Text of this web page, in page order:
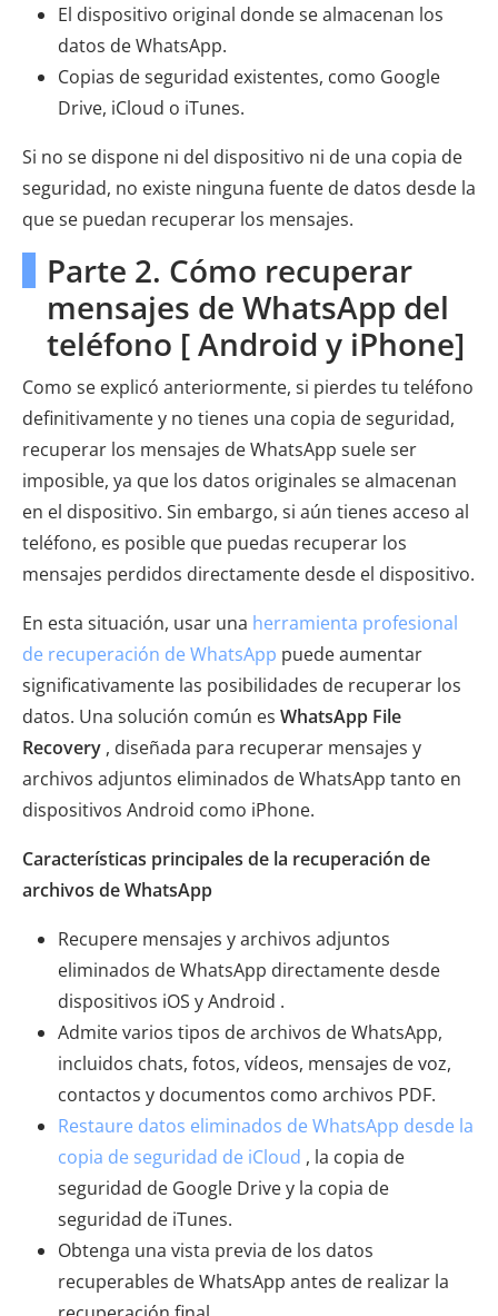
El dispositivo original donde se almacenan los
datos de WhatsApp.
Copias de seguridad existentes, como Google
Drive, iCloud o iTunes.
Si no se dispone ni del dispositivo ni de una copia de
seguridad, no existe ninguna fuente de datos desde la
que se puedan recuperar los mensajes.
Parte 2. Cómo recuperar
mensajes de WhatsApp del
teléfono [ Android y iPhone]
Como se explicó anteriormente, si pierdes tu teléfono
definitivamente y no tienes una copia de seguridad,
recuperar los mensajes de WhatsApp suele ser
imposible, ya que los datos originales se almacenan
en el dispositivo. Sin embargo, si aún tienes acceso al
teléfono, es posible que puedas recuperar los
mensajes perdidos directamente desde el dispositivo.
En esta situación, usar una herramienta profesional
de recuperación de WhatsApp puede aumentar
significativamente las posibilidades de recuperar los
datos. Una solución común es WhatsApp File
Recovery , diseñada para recuperar mensajes y
archivos adjuntos eliminados de WhatsApp tanto en
dispositivos Android como iPhone.
Características principales de la recuperación de
archivos de WhatsApp
Recupere mensajes y archivos adjuntos
eliminados de WhatsApp directamente desde
dispositivos iOS y Android .
Admite varios tipos de archivos de WhatsApp,
incluidos chats, fotos, vídeos, mensajes de voz,
contactos y documentos como archivos PDF.
Restaure datos eliminados de WhatsApp desde la
copia de seguridad de iCloud , la copia de
seguridad de Google Drive y la copia de
seguridad de iTunes.
Obtenga una vista previa de los datos
recuperables de WhatsApp antes de realizar la